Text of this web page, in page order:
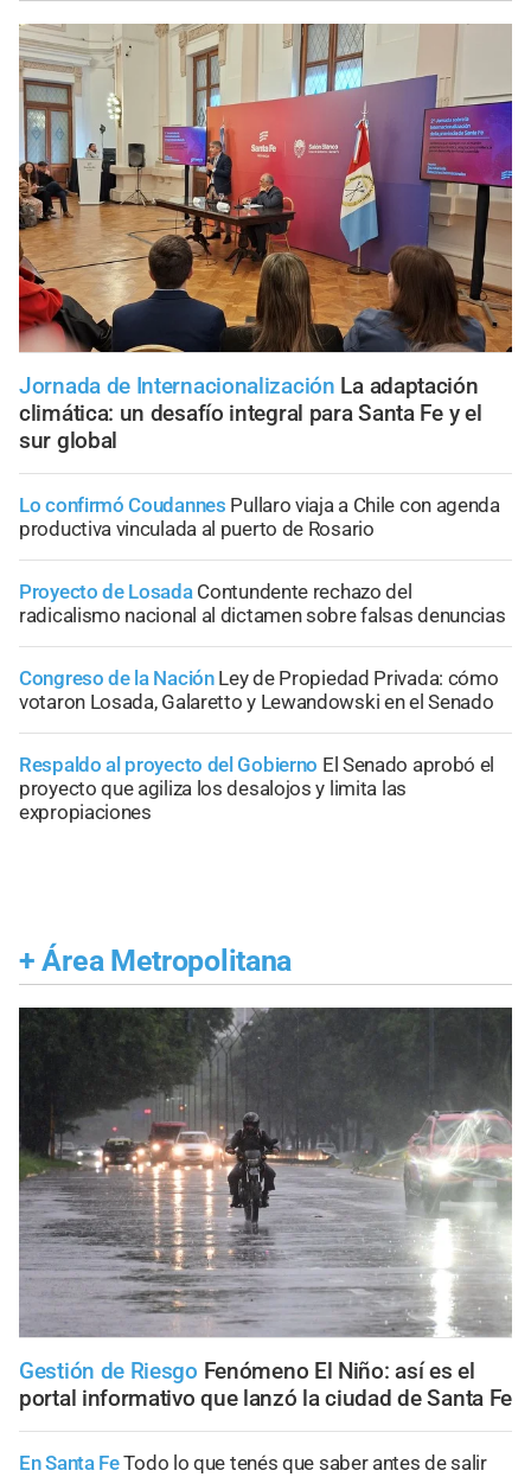
Jornada de Internacionalización La adaptación
climática: un desafío integral para Santa Fe y el
sur global
Lo confirmó Coudannes Pullaro viaja a Chile con agenda
productiva vinculada al puerto de Rosario
Proyecto de Losada Contundente rechazo del
radicalismo nacional al dictamen sobre falsas denuncias
Congreso de la Nación Ley de Propiedad Privada: cómo
votaron Losada, Galaretto y Lewandowski en el Senado
Respaldo al proyecto del Gobierno El Senado aprobó el
proyecto que agiliza los desalojos y limita las
expropiaciones
+ Área Metropolitana
Gestión de Riesgo Fenómeno El Niño: así es el
portal informativo que lanzó la ciudad de Santa Fe
En Santa FeTodo lo que tenés que saber antes de salir